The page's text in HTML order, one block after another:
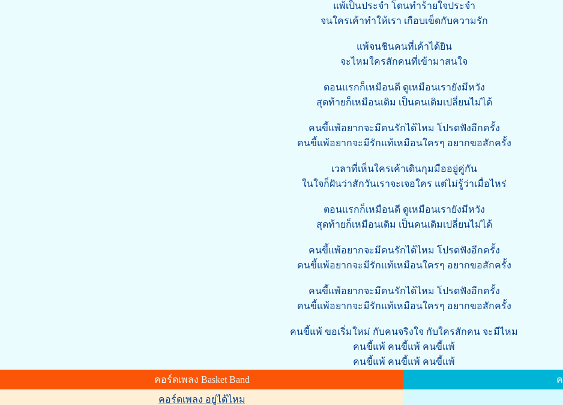
แพ้เป็นประจำ โดนทำร้ายใจประจำ
จนใครเค้าทำให้เรา เกือบเข็ดกับความรัก
แพ้จนชินคนที่เค้าได้ยิน
จะไหมใครสักคนที่เข้ามาสนใจ
ตอนแรกก็เหมือนดี ดูเหมือนเรายังมีหวัง
สุดท้ายก็เหมือนเดิม เป็นคนเดิมเปลี่ยนไม่ได้
คนขี้แพ้อยากจะมีคนรักได้ไหม โปรดฟังอีกครั้ง
คนขี้แพ้อยากจะมีรักแท้เหมือนใครๆ อยากขอสักครั้ง
เวลาที่เห็นใครเค้าเดินกุมมืออยู่คู่กัน
ในใจก็ฝันว่าสักวันเราจะเจอใคร แต่ไม่รู้ว่าเมื่อไหร่
ตอนแรกก็เหมือนดี ดูเหมือนเรายังมีหวัง
สุดท้ายก็เหมือนเดิม เป็นคนเดิมเปลี่ยนไม่ได้
คนขี้แพ้อยากจะมีคนรักได้ไหม โปรดฟังอีกครั้ง
คนขี้แพ้อยากจะมีรักแท้เหมือนใครๆ อยากขอสักครั้ง
คนขี้แพ้อยากจะมีคนรักได้ไหม โปรดฟังอีกครั้ง
คนขี้แพ้อยากจะมีรักแท้เหมือนใครๆ อยากขอสักครั้ง
คนขี้แพ้ ขอเริ่มใหม่ กับคนจริงใจ กับใครสักคน จะมีไหม
คนขี้แพ้ คนขี้แพ้ คนขี้แพ้
คนขี้แพ้ คนขี้แพ้ คนขี้แพ้
คอร์ดเพลง Basket Band
คอร์ดเพลง อยู่ได้ไหม